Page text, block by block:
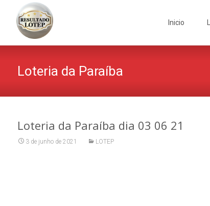
Inicio
Loteria da Paraíba
Loteria da Paraíba dia 03 06 21
3 de junho de 2021 LOTEP